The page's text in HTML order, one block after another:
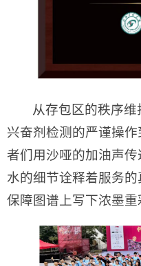
从存包区的秩序
兴奋剂检测的严谨操
者们用沙哑的加油声
水的细节诠释着服务
保障图谱上写下浓墨重